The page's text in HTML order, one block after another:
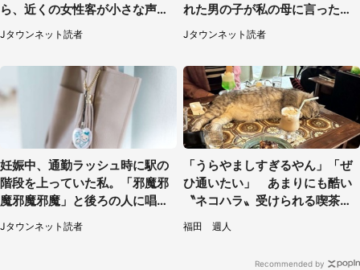
ら、近くの女性客が小さな声で
（千葉県・10代女性）
Jタウンネット読者
れた男の子が私の母に言ったの
は...」（千葉県・20代女性）
Jタウンネット読者
妊娠中、通勤ラッシュ時に駅の
階段を上っていた私。「邪魔邪
魔邪魔邪魔」と後ろの人に唱え
られて（神奈川県・30代女性）
Jタウンネット読者
「うらやましすぎるやん」「ぜ
ひ通いたい」 あまりにも酷い
〝ネコハラ〟受けられる喫茶店
に5.3万人驚がく
福田 週人
Recommended by